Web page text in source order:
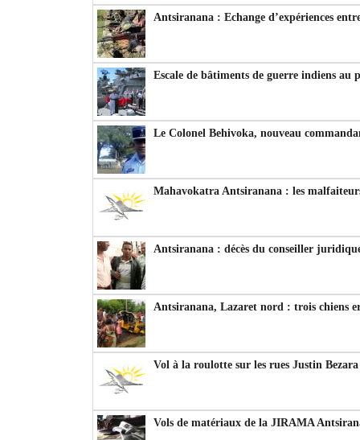
Antsiranana : Echange d’expériences
Escale de bâtiments de guerre indiens au
Le Colonel Behivoka, nouveau
Mahavokatra Antsiranana : les
Antsiranana : décès du conseiller
Antsiranana, Lazaret nord : trois chiens
Vol à la roulotte sur les rues Justin
Vols de matériaux de la JIRAMA